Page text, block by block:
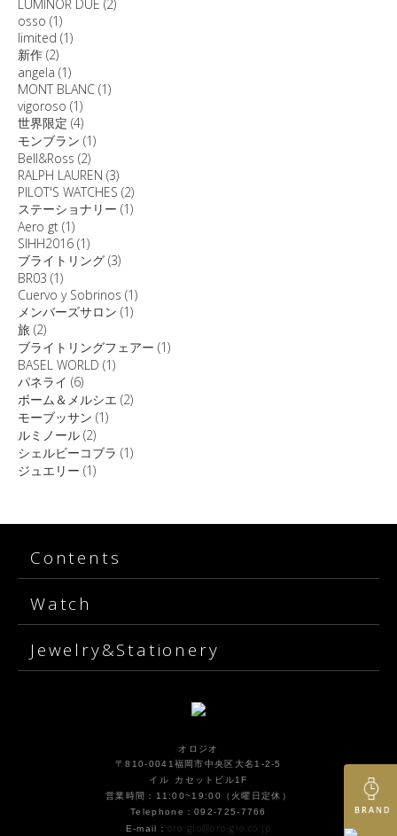
LUMINOR DUE (2)
osso (1)
limited (1)
新作 (2)
angela (1)
MONT BLANC (1)
vigoroso (1)
世界限定 (4)
モンブラン (1)
Bell&Ross (2)
RALPH LAUREN (3)
PILOT'S WATCHES (2)
ステーショナリー (1)
Aero gt (1)
SIHH2016 (1)
ブライトリング (3)
BR03 (1)
Cuervo y Sobrinos (1)
メンバーズサロン (1)
旅 (2)
ブライトリングフェアー (1)
BASEL WORLD (1)
パネライ (6)
ボーム＆メルシエ (2)
モーブッサン (1)
ルミノール (2)
シェルビーコブラ (1)
ジュエリー (1)
Contents
Watch
Jewelry&Stationery
オロジオ
〒810-0041福岡市中央区大名1-2-5
イル カセットビル1F
営業時間：11:00~19:00（火曜日定休）
Telephone：092-725-7766
E-mail： oro-gio@oro-gio.co.jp